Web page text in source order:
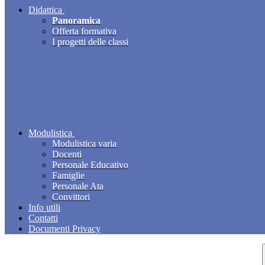
Didattica
Panoramica
Offerta formativa
I progetti delle classi
Modulistica
Modulistica varia
Docenti
Personale Educativo
Famiglie
Personale Ata
Convittori
Info utili
Contatti
Documenti Privacy